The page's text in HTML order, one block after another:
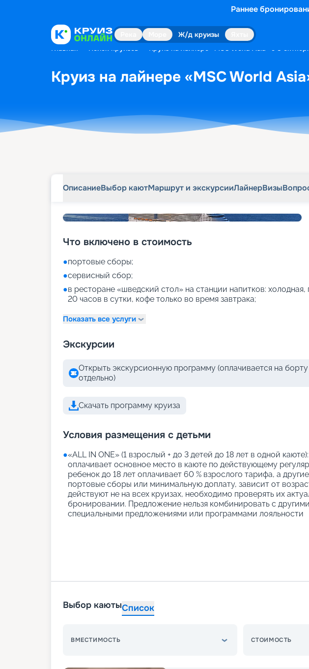
Раннее
Ж/д круизы
Главная Поиск круизов Круиз на лайнере «MSC World Asia» с 8
Круиз на лайнере «MSC World
ОписаниеВыбор каютМаршрут и экскурсииЛайнерВизы
Что включено в стоимость
●портовые сборы;
●сервисный сбор;
●в ресторане «шведский стол» на станции напитков: холодная,
20 часов в сутки, кофе только во время завтрака;
Показать все услуги
Экскурсии
Открыть экскурсионную программу (оплачивается на
отдельно)
Скачать программу круиза
Условия размещения с детьми
●«АLL IN ONE» (1 взрослый + до 3 детей до 18 лет в одной
оплачивает основное место в каюте по действующему
ребенок до 18 лет оплачивает 60 % взрослого тарифа, а
портовые сборы или минимальную доплату, зависит от
действуют не на всех круизах, необходимо проверять их
бронировании. Предложение нельзя комбинировать с
специальными предложениями или программами лояльности
Выбор каютыСписок
ВМЕСТИМОСТЬ СТОИМОСТЬ